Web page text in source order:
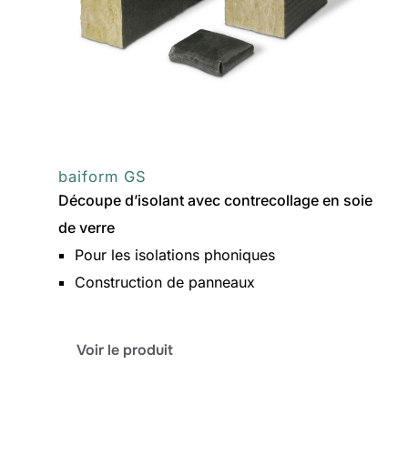
baiform GS
Découpe d’isolant avec contrecollage en soie
de verre
Pour les isolations phoniques
Construction de panneaux
Voir le produit: